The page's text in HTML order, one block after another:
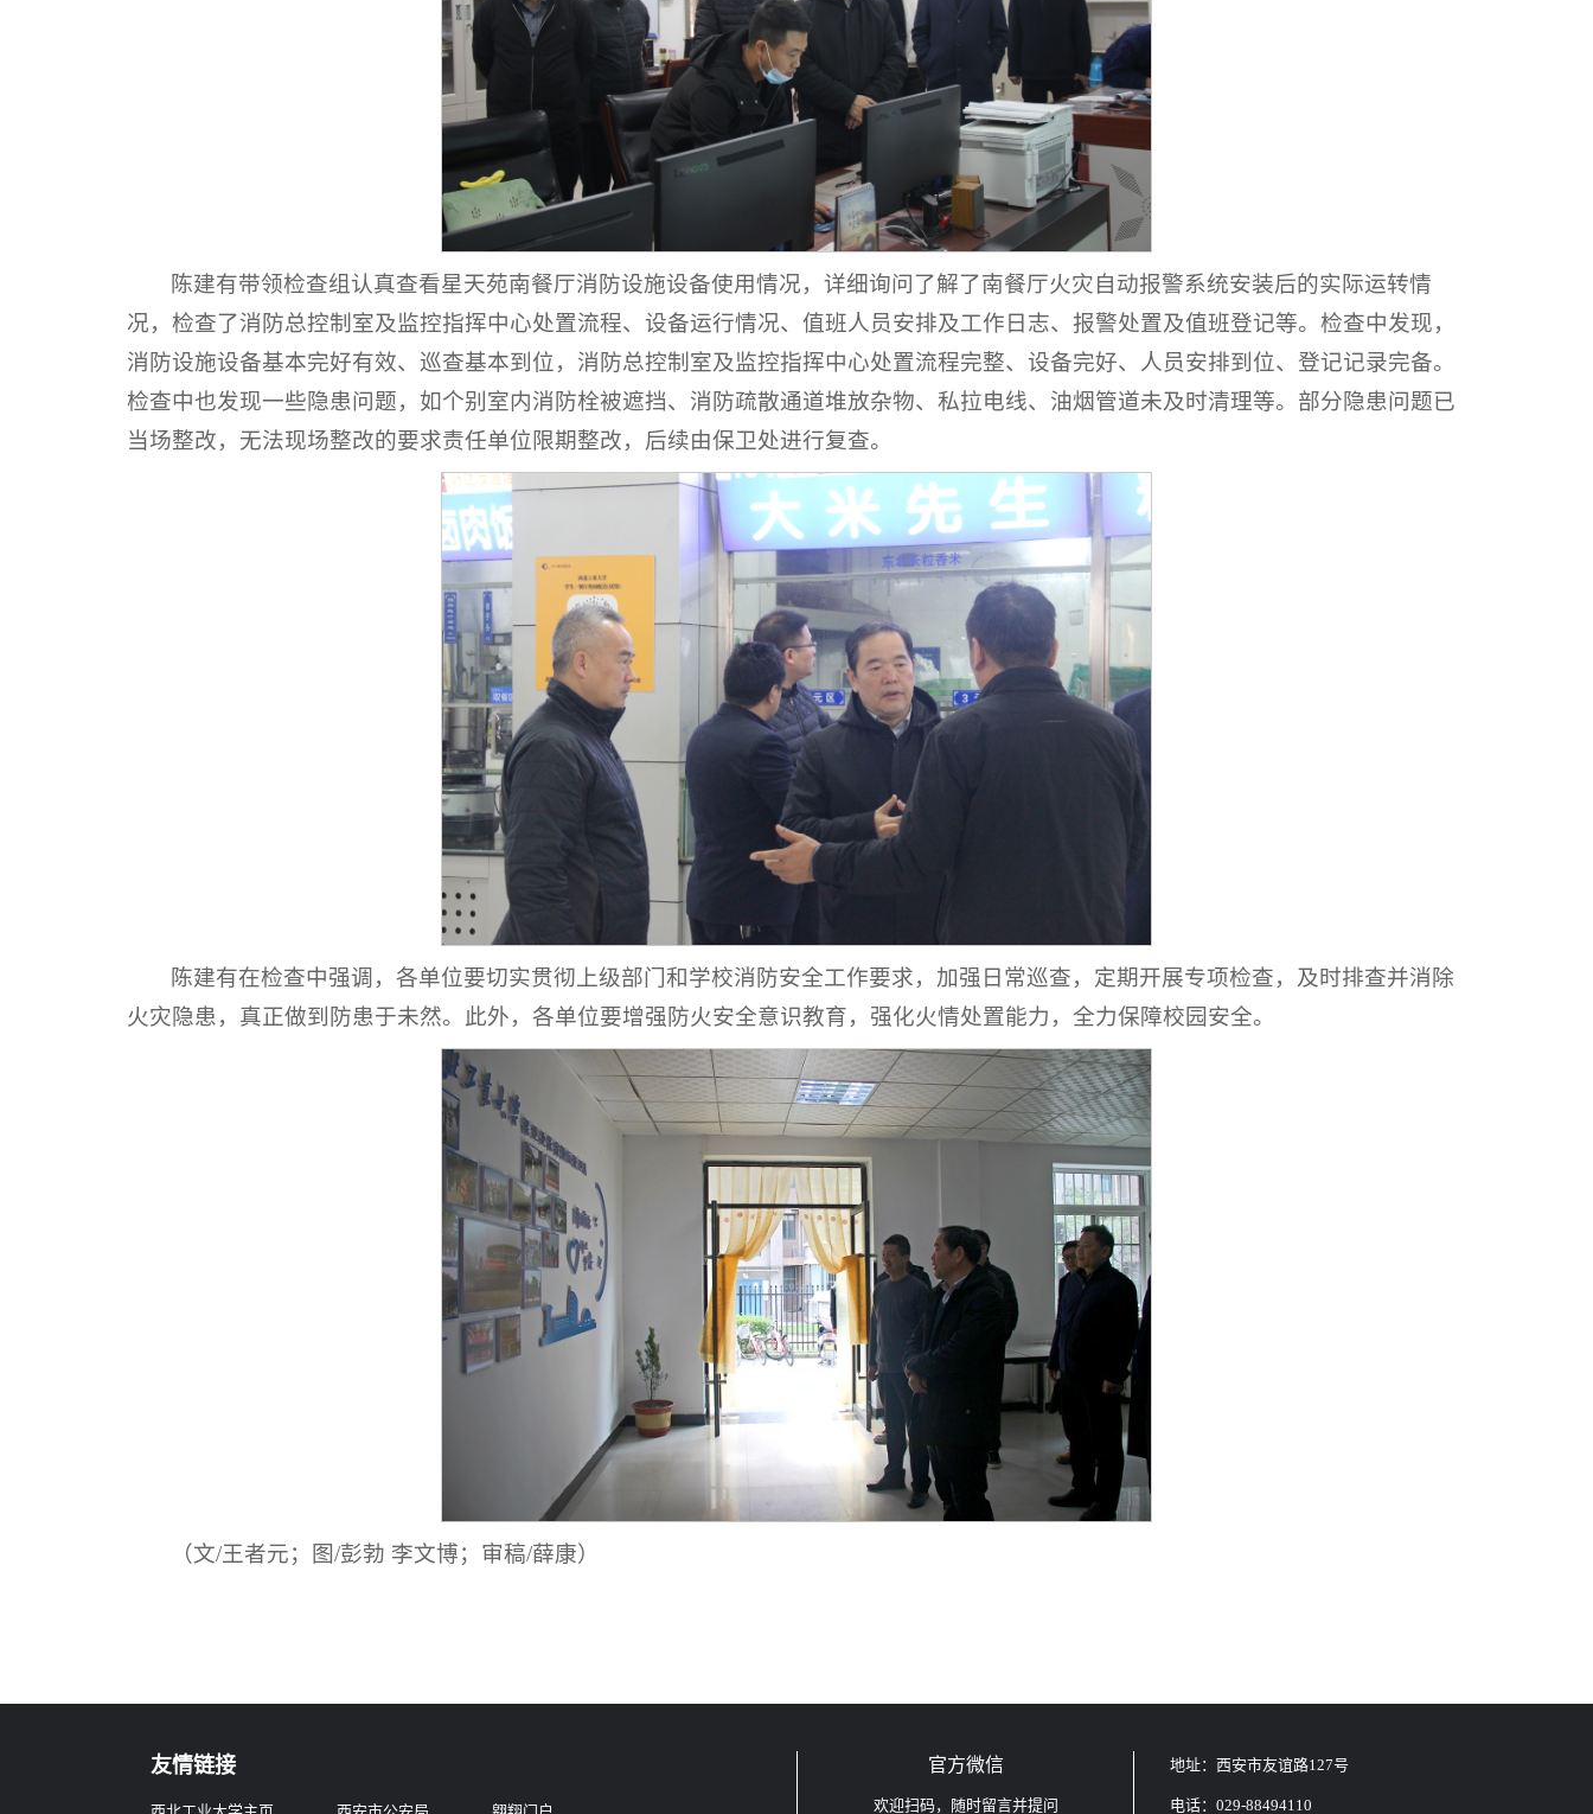
陈建有带领检查组认真查看星天苑南餐厅消防设施设备使用情况，详细询问了解了南餐厅火灾自动报警系统安装后的实际运转情
况，检查了消防总控制室及监控指挥中心处置流程、设备运行情况、值班人员安排及工作日志、报警处置及值班登记等。检查中发现，
消防设施设备基本完好有效、巡查基本到位，消防总控制室及监控指挥中心处置流程完整、设备完好、人员安排到位、登记记录完备。
检查中也发现一些隐患问题，如个别室内消防栓被遮挡、消防疏散通道堆放杂物、私拉电线、油烟管道未及时清理等。部分隐患问题已
当场整改，无法现场整改的要求责任单位限期整改，后续由保卫处进行复查。
陈建有在检查中强调，各单位要切实贯彻上级部门和学校消防安全工作要求，加强日常巡查，定期开展专项检查，及时排查并消除
火灾隐患，真正做到防患于未然。此外，各单位要增强防火安全意识教育，强化火情处置能力，全力保障校园安全。
（文/王者元；图/彭勃 李文博；审稿/薛康）
友情链接 官方微信
欢迎扫码，随时留言并提问
地址：西安市友谊路127号
电话：029-88494110